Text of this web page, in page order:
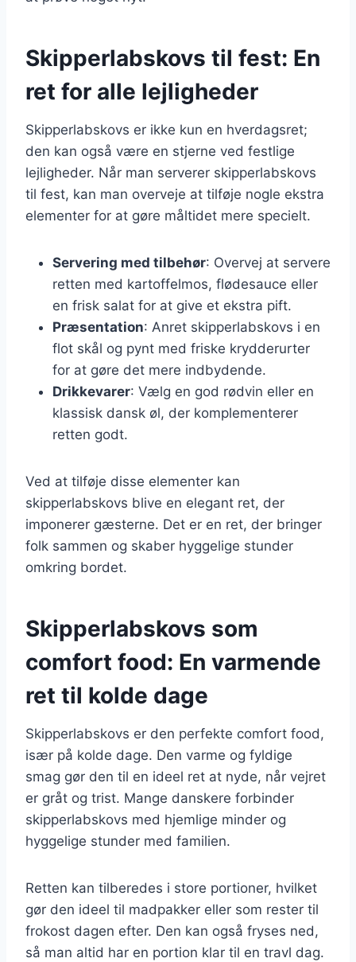
Skipperlabskovs til fest: En
ret for alle lejligheder
Skipperlabskovs er ikke kun en hverdagsret;
den kan også være en stjerne ved festlige
lejligheder. Når man serverer skipperlabskovs
til fest, kan man overveje at tilføje nogle ekstra
elementer for at gøre måltidet mere specielt.
Servering med tilbehør: Overvej at servere
retten med kartoffelmos, flødesauce eller
en frisk salat for at give et ekstra pift.
Præsentation: Anret skipperlabskovs i en
flot skål og pynt med friske krydderurter
for at gøre det mere indbydende.
Drikkevarer: Vælg en god rødvin eller en
klassisk dansk øl, der komplementerer
retten godt.
Ved at tilføje disse elementer kan
skipperlabskovs blive en elegant ret, der
imponerer gæsterne. Det er en ret, der bringer
folk sammen og skaber hyggelige stunder
omkring bordet.
Skipperlabskovs som
comfort food: En varmende
ret til kolde dage
Skipperlabskovs er den perfekte comfort food,
især på kolde dage. Den varme og fyldige
smag gør den til en ideel ret at nyde, når vejret
er gråt og trist. Mange danskere forbinder
skipperlabskovs med hjemlige minder og
hyggelige stunder med familien.
Retten kan tilberedes i store portioner, hvilket
gør den ideel til madpakker eller som rester til
frokost dagen efter. Den kan også fryses ned,
så man altid har en portion klar til en travl dag.